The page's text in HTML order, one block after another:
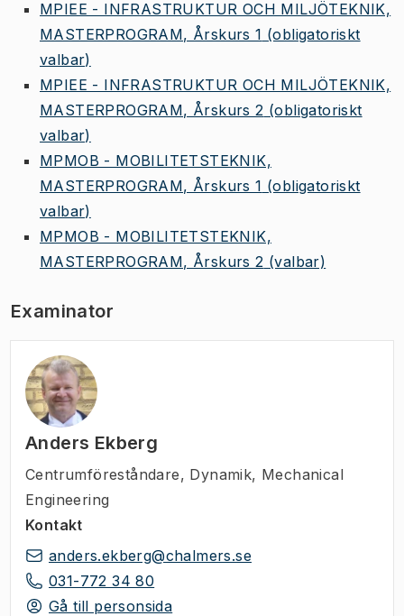
MPIEE - INFRASTRUKTUR OCH MILJÖTEKNIK,
MASTERPROGRAM, Årskurs 1 (obligatoriskt
valbar)
MPIEE - INFRASTRUKTUR OCH MILJÖTEKNIK,
MASTERPROGRAM, Årskurs 2 (obligatoriskt
valbar)
MPMOB - MOBILITETSTEKNIK,
MASTERPROGRAM, Årskurs 1 (obligatoriskt
valbar)
MPMOB - MOBILITETSTEKNIK,
MASTERPROGRAM, Årskurs 2 (valbar)
Examinator
Anders Ekberg
Centrumföreståndare, Dynamik, Mechanical
Engineering
Kontakt
anders.ekberg@chalmers.se
031-772 34 80
Gå till personsida